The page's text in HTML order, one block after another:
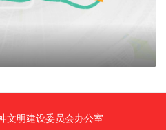
文明建设委员会办公室